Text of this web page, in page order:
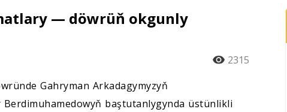
— döwrüň okgunly
2315
Gahryman Arkadagymyzyň
baştutanlygynda üstünlikli